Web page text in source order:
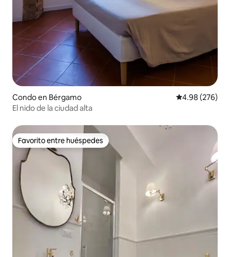
Condo en Bérgamo Calificación
4.98 (276)
El nido de la ciudad alta
Favorito entre huéspedes
Favorito entre huéspedes